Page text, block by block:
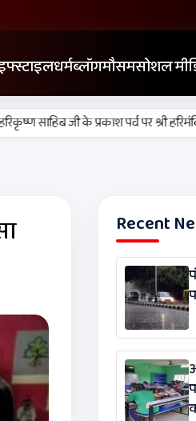
धर्मब्लॉगमौसमसोशल
साहिब जी के प्रकाश पर्व पर श्री हरिमंदिर
Recent